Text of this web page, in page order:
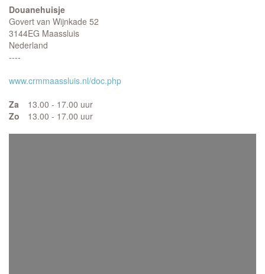
Douanehuisje
Govert van Wijnkade 52
3144EG Maassluis
Nederland
----
www.crmmaassluis.nl/doc.php
Za
13.00 - 17.00 uur
Zo
13.00 - 17.00 uur